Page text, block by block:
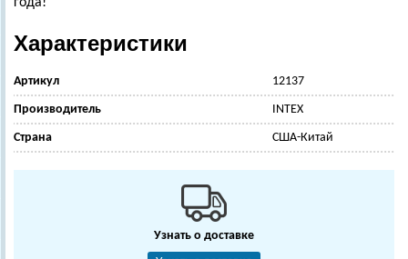
Характеристики
Артикул 12137
Производитель INTEX
Страна США-Китай
Узнать о доставке